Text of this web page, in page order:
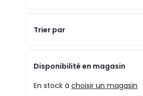
Trier par
Disponibilité en magasin
En stock à choisir un magasin